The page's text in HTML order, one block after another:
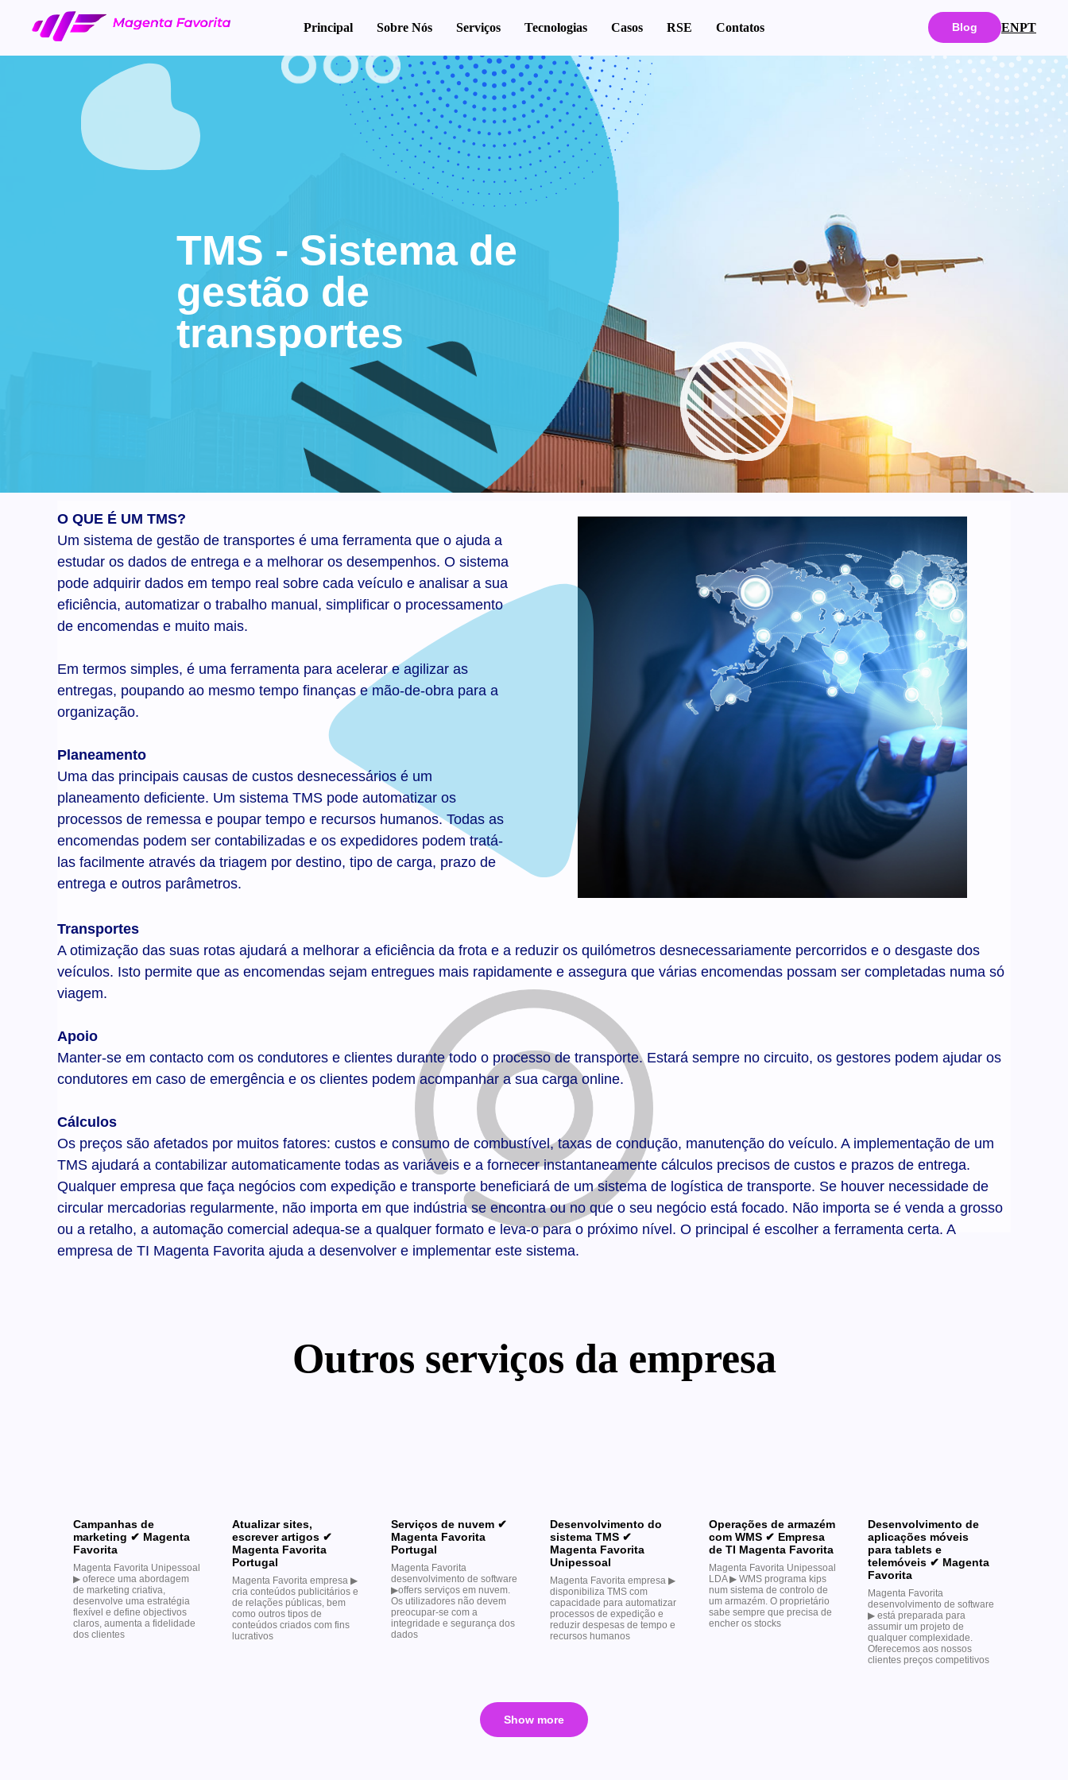
Principal Sobre Nós Serviços Tecnologias Casos RSE Contatos Blog ENPT
TMS - Sistema de
gestão de
transportes
O QUE É UM TMS?
Um sistema de gestão de transportes é uma ferramenta que o ajuda a
estudar os dados de entrega e a melhorar os desempenhos. O sistema
pode adquirir dados em tempo real sobre cada veículo e analisar a sua
eficiência, automatizar o trabalho manual, simplificar o processamento
de encomendas e muito mais.
Em termos simples, é uma ferramenta para acelerar e agilizar as
entregas, poupando ao mesmo tempo finanças e mão-de-obra para a
organização.
Planeamento
Uma das principais causas de custos desnecessários é um
planeamento deficiente. Um sistema TMS pode automatizar os
processos de remessa e poupar tempo e recursos humanos. Todas as
encomendas podem ser contabilizadas e os expedidores podem tratá-
las facilmente através da triagem por destino, tipo de carga, prazo de
entrega e outros parâmetros.
Transportes
A otimização das suas rotas ajudará a melhorar a eficiência da frota e a reduzir os quilómetros desnecessariamente percorridos e o desgaste dos
veículos. Isto permite que as encomendas sejam entregues mais rapidamente e assegura que várias encomendas possam ser completadas numa só
viagem.
Apoio
Manter-se em contacto com os condutores e clientes durante todo o processo de transporte. Estará sempre no circuito, os gestores podem ajudar os
condutores em caso de emergência e os clientes podem acompanhar a sua carga online.
Cálculos
Os preços são afetados por muitos fatores: custos e consumo de combustível, taxas de condução, manutenção do veículo. A implementação de um
TMS ajudará a contabilizar automaticamente todas as variáveis e a fornecer instantaneamente cálculos precisos de custos e prazos de entrega.
Qualquer empresa que faça negócios com expedição e transporte beneficiará de um sistema de logística de transporte. Se houver necessidade de
circular mercadorias regularmente, não importa em que indústria se encontra ou no que o seu negócio está focado. Não importa se é venda a grosso
ou a retalho, a automação comercial adequa-se a qualquer formato e leva-o para o próximo nível. O principal é escolher a ferramenta certa. A
empresa de TI Magenta Favorita ajuda a desenvolver e implementar este sistema.
Outros serviços da empresa
Campanhas de
marketing ✔ Magenta
Favorita
Magenta Favorita Unipessoal
▶︎ oferece uma abordagem
de marketing criativa,
desenvolve uma estratégia
flexível e define objectivos
claros, aumenta a fidelidade
dos clientes
Atualizar sites,
escrever artigos ✔
Magenta Favorita
Portugal
Magenta Favorita empresa ▶︎
cria conteúdos publicitários e
de relações públicas, bem
como outros tipos de
conteúdos criados com fins
lucrativos
Serviços de nuvem ✔
Magenta Favorita
Portugal
Magenta Favorita
desenvolvimento de software
▶︎offers serviços em nuvem.
Os utilizadores não devem
preocupar-se com a
integridade e segurança dos
dados
Desenvolvimento do
sistema TMS ✔
Magenta Favorita
Unipessoal
Magenta Favorita empresa ▶︎
disponibiliza TMS com
capacidade para automatizar
processos de expedição e
reduzir despesas de tempo e
recursos humanos
Operações de armazém
com WMS ✔ Empresa
de TI Magenta Favorita
Magenta Favorita Unipessoal
LDA ▶︎ WMS programa kips
num sistema de controlo de
um armazém. O proprietário
sabe sempre que precisa de
encher os stocks
Desenvolvimento de
aplicações móveis
para tablets e
telemóveis ✔ Magenta
Favorita
Magenta Favorita
desenvolvimento de software
▶︎ está preparada para
assumir um projeto de
qualquer complexidade.
Oferecemos aos nossos
clientes preços competitivos
Show more